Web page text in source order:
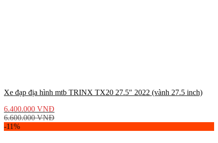
Xe đạp địa hình mtb TRINX TX20 27.5″ 2022 (vành 27.5 inch)
6.400.000 VNĐ
6.600.000VNĐ
-11%